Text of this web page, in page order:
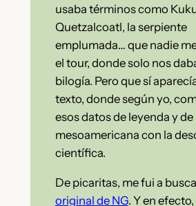
usaba términos como
Quetzalcoatl, la serpiente
emplumada… que nadie
el tour, donde solo nos
bilogía. Pero que sí
texto, donde según yo,
esos datos de leyenda y
mesoamericana con la
científica.
De picaritas, me fui a
original de NG. Y en